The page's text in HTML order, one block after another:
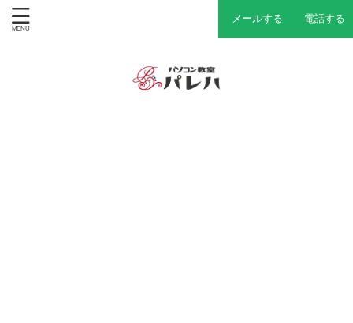
メールする 電話する